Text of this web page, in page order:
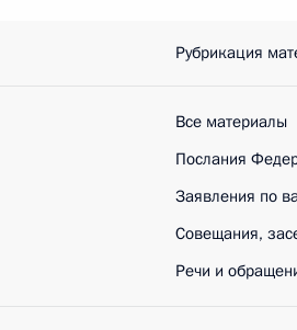
Рубрикация
Все материалы
Послания
Заявления по
Совещания,
Речи и